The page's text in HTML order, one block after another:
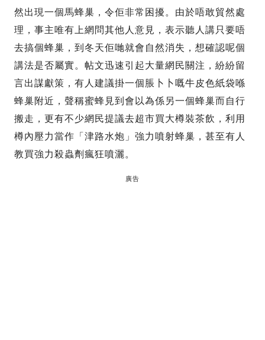
然出現一個馬蜂巢，令佢非常困擾。由於唔敢貿然處
理，事主唯有上網問其他人意見，表示聽人講只要唔
去搞個蜂巢，到冬天佢哋就會自然消失，想確認呢個
講法是否屬實。帖文迅速引起大量網民關注，紛紛留
言出謀獻策，有人建議掛一個脹卜卜嘅牛皮色紙袋喺
蜂巢附近，聲稱蜜蜂見到會以為係另一個蜂巢而自行
搬走，更有不少網民提議去超市買大樽裝茶飲，利用
樽內壓力當作「津路水炮」強力噴射蜂巢，甚至有人
教買強力殺蟲劑瘋狂噴灑。
廣告